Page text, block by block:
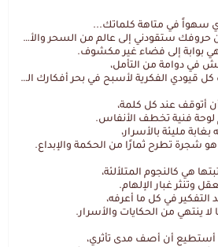
سهواً في متاهة كلماتك...
ستقودني إلى عالم من السحر والألغاز،
بوابة إلى فضاء غير مكشوف.
في دوامة من التأمل،
قيودي الفكرية لأسبح في بحر أفكارك العميق.
أتوقف عند كل كلمة،
لوحة فنية تخطف الأنفاس.
مليئة بالأسرار،
شجرة تطرح ثمارًا من الحكمة والإبداع.
هي كالنجوم المتلألئة،
وتنثر غبار الإلهام.
التفكير في كل ما أعرفه،
لا ينتهي من الحكايات والأسرار.
أستطيع أن أصف مدى تأثري،